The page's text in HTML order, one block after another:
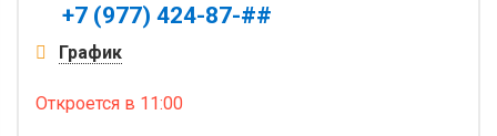
+7 (977) 424-87-##
График
Откроется в 11:00